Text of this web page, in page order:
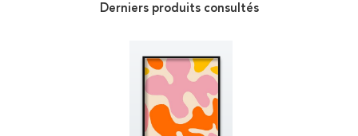
Derniers produits consultés